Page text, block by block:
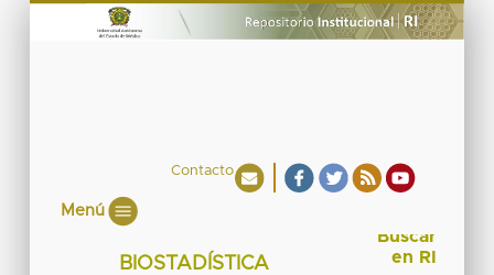
Contacto
Menú
BIOSTADÍSTICA
Buscar
en RI